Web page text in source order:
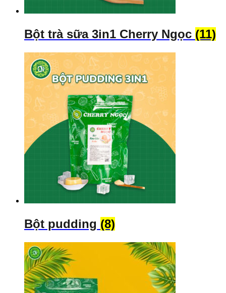
Bột trà sữa 3in1 Cherry Ngọc (11)
Bột pudding (8)